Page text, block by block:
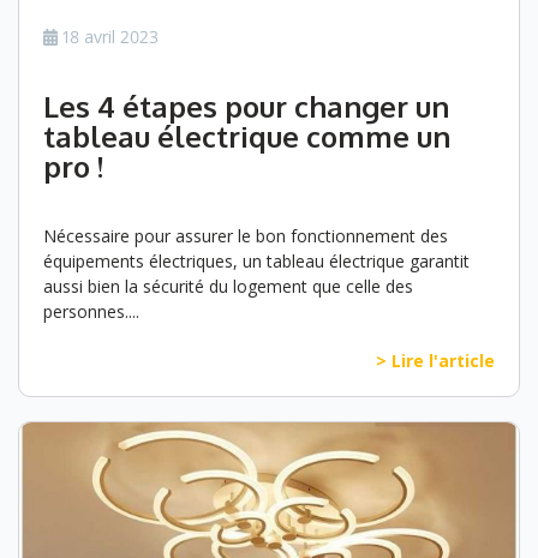
18 avril 2023
Les 4 étapes pour changer un
tableau électrique comme un
pro !
Nécessaire pour assurer le bon fonctionnement des
équipements électriques, un tableau électrique garantit
aussi bien la sécurité du logement que celle des
personnes....
> Lire l'article